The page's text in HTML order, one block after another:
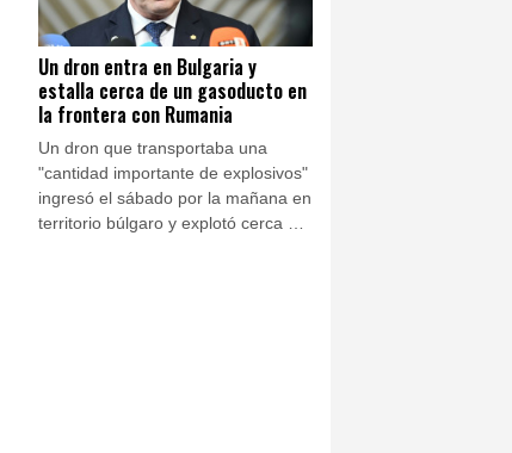
Un dron entra en Bulgaria y
estalla cerca de un gasoducto en
la frontera con Rumania
Un dron que transportaba una
"cantidad importante de explosivos"
ingresó el sábado por la mañana en
territorio búlgaro y explotó cerca de